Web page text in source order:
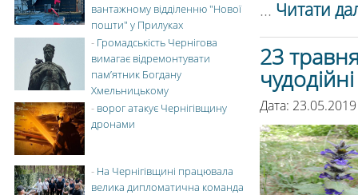
... Читати
23
Дата:
вантажному відділенню "Нової
пошти" у Прилуках
- Громадськість Чернігова
вимагає відремонтувати
пам’ятник Богдану
Хмельницькому
- ворог атакує Чернігівщину
дронами
- На Чернігівщині працювала
велика дипломатична команда